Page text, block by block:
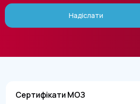
Надіслати
Сертифікати МОЗ